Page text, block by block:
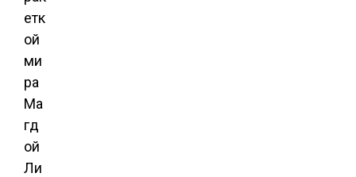
етк
ой
ми
ра
Ма
гд
ой
Ли